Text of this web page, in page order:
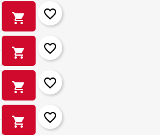
shopping_cart favorite_border
shopping_cart favorite_border
shopping_cart favorite_border
shopping_cart favorite_border